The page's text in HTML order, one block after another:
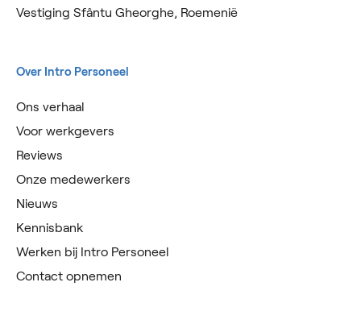
Vestiging Sfântu Gheorghe, Roemenië
Over Intro Personeel
Ons verhaal
Voor werkgevers
Reviews
Onze medewerkers
Nieuws
Kennisbank
Werken bij Intro Personeel
Contact opnemen